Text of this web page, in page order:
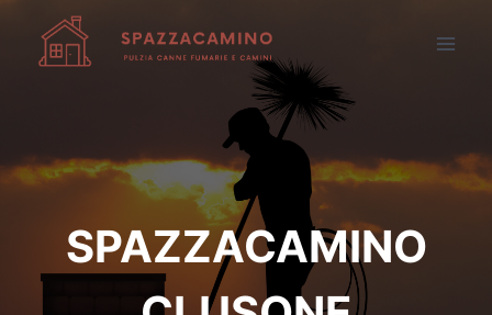
contenuto
SPAZZACAMINO